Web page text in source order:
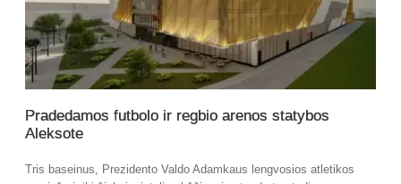
Pradedamos futbolo ir regbio arenos statybos
Aleksote
Tris baseinus, Prezidento Valdo Adamkaus lengvosios atletikos